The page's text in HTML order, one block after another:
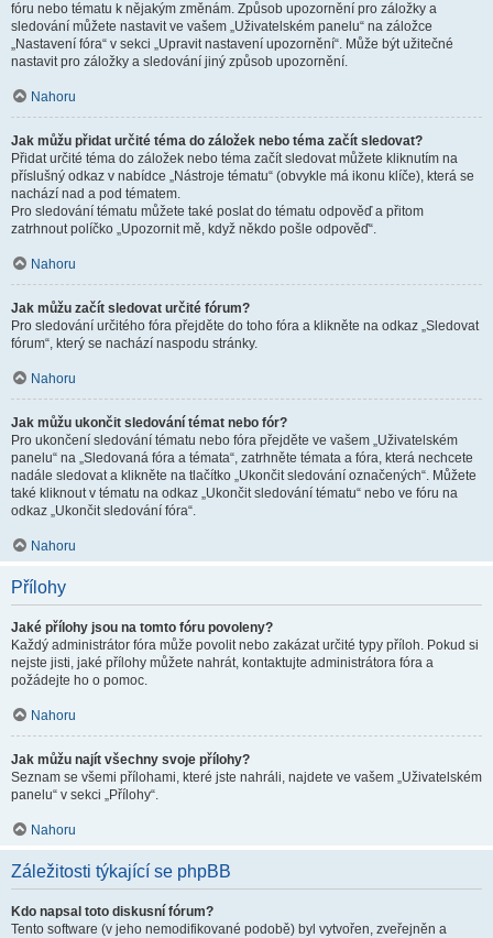
fóru nebo tématu k nějakým změnám. Způsob upozornění pro záložky a
sledování můžete nastavit ve vašem „Uživatelském panelu“ na záložce
„Nastavení fóra“ v sekci „Upravit nastavení upozornění“. Může být užitečné
nastavit pro záložky a sledování jiný způsob upozornění.
Nahoru
Jak můžu přidat určité téma do záložek nebo téma začít sledovat?
Přidat určité téma do záložek nebo téma začít sledovat můžete kliknutím na
příslušný odkaz v nabídce „Nástroje tématu“ (obvykle má ikonu klíče), která se
nachází nad a pod tématem.
Pro sledování tématu můžete také poslat do tématu odpověď a přitom
zatrhnout políčko „Upozornit mě, když někdo pošle odpověď“.
Nahoru
Jak můžu začít sledovat určité fórum?
Pro sledování určitého fóra přejděte do toho fóra a klikněte na odkaz „Sledovat
fórum“, který se nachází naspodu stránky.
Nahoru
Jak můžu ukončit sledování témat nebo fór?
Pro ukončení sledování tématu nebo fóra přejděte ve vašem „Uživatelském
panelu“ na „Sledovaná fóra a témata“, zatrhněte témata a fóra, která nechcete
nadále sledovat a klikněte na tlačítko „Ukončit sledování označených“. Můžete
také kliknout v tématu na odkaz „Ukončit sledování tématu“ nebo ve fóru na
odkaz „Ukončit sledování fóra“.
Nahoru
Přílohy
Jaké přílohy jsou na tomto fóru povoleny?
Každý administrátor fóra může povolit nebo zakázat určité typy příloh. Pokud si
nejste jisti, jaké přílohy můžete nahrát, kontaktujte administrátora fóra a
požádejte ho o pomoc.
Nahoru
Jak můžu najít všechny svoje přílohy?
Seznam se všemi přílohami, které jste nahráli, najdete ve vašem „Uživatelském
panelu“ v sekci „Přílohy“.
Nahoru
Záležitosti týkající se phpBB
Kdo napsal toto diskusní fórum?
Tento software (v jeho nemodifikované podobě) byl vytvořen, zveřejněn a